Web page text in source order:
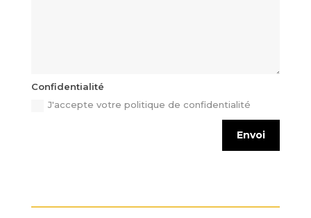
Confidentialité
J'accepte votre politique de confidentialité
Envoi